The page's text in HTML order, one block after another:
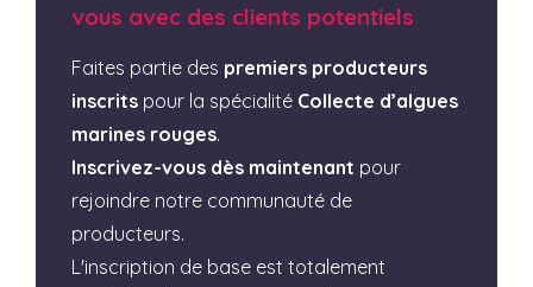
vous avec des clients potentiels
Faites partie des premiers producteurs
inscrits pour la spécialité Collecte d’algues
marines rouges.
Inscrivez-vous dès maintenant pour
rejoindre notre communauté de
producteurs.
L'inscription de base est totalement